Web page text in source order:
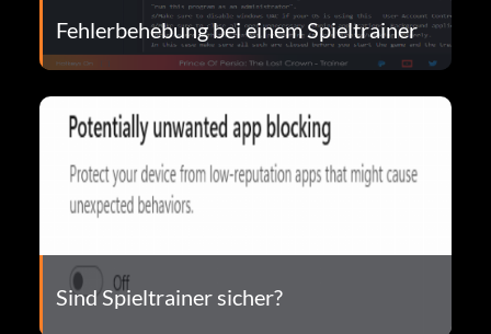
Fehlerbehebung bei einem Spieltrainer
Sind Spieltrainer sicher?